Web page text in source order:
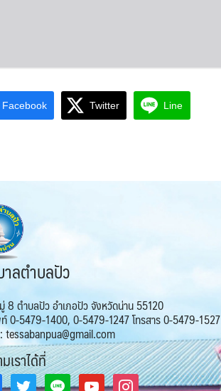
Facebook Twitter Line
าลตำบลปัว
8 ตำบลปัว อำเภอปัว จังหวัดน่าน 55120
0-5479-1400, 0-5479-1247 โทรสาร 0-5479-1527
tessabanpua@gmail.com
เราได้ที่
twitter line youtubeinstagram